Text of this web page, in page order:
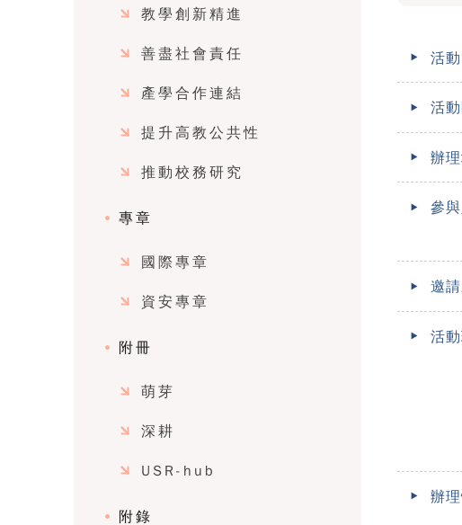
教學創新精進
善盡社會責任
產學合作連結
提升高教公共性
推動校務研究
專章
國際專章
資安專章
附冊
萌芽
深耕
USR-hub
附錄
活
活
辦
參
邀
活
辦